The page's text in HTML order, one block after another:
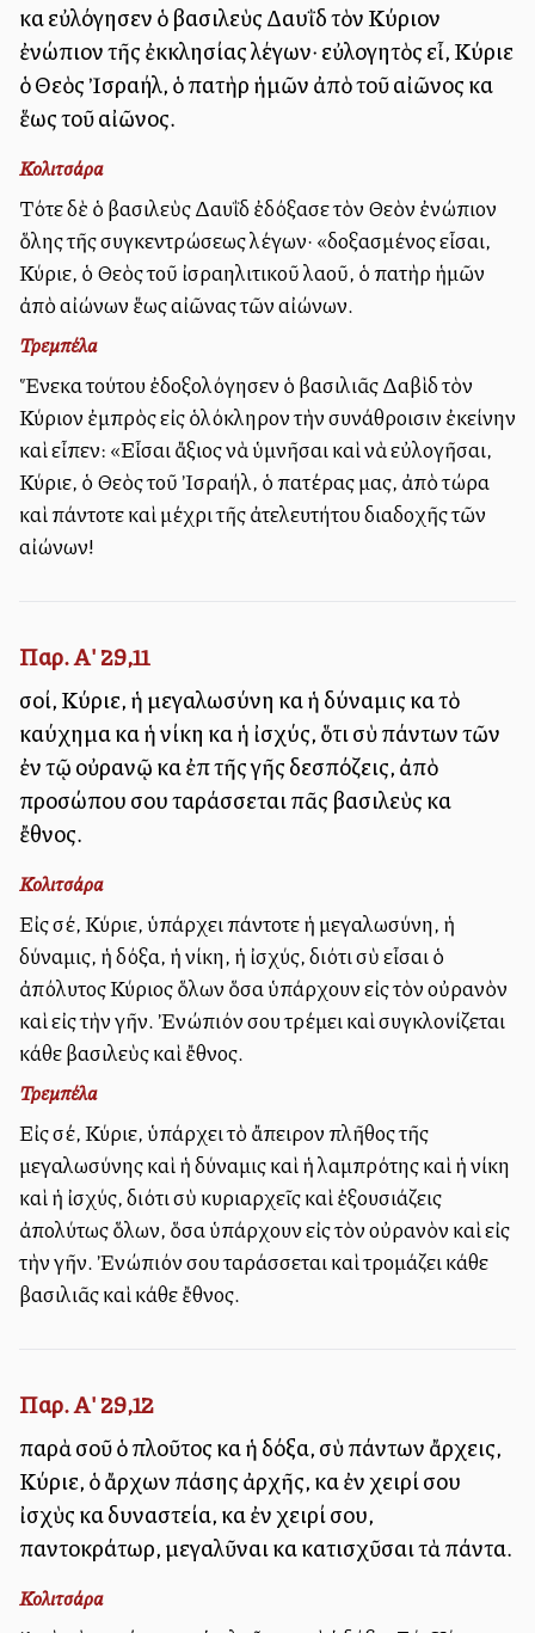
καὶ εὐλόγησεν ὁ βασιλεὺς Δαυῒδ τὸν Κύριον
ἐνώπιον τῆς ἐκκλησίας λέγων· εὐλογητὸς εἶ, Κύριε
ὁ Θεὸς Ἰσραήλ, ὁ πατὴρ ἡμῶν ἀπὸ τοῦ αἰῶνος καὶ
ἕως τοῦ αἰῶνος.
Κολιτσάρα
Τότε δὲ ὁ βασιλεὺς Δαυῒδ ἐδόξασε τὸν Θεὸν ἐνώπιον
ὅλης τῆς συγκεντρώσεως λέγων· «δοξασμένος εἶσαι,
Κύριε, ὁ Θεὸς τοῦ ἰσραηλιτικοῦ λαοῦ, ὁ πατὴρ ἡμῶν
ἀπὸ αἰώνων ἕως αἰῶνας τῶν αἰώνων.
Τρεμπέλα
Ἕνεκα τούτου ἐδοξολόγησεν ὁ βασιλιᾶς Δαβὶδ τὸν
Κύριον ἐμπρὸς εἰς ὁλόκληρον τὴν συνάθροισιν ἐκείνην
καὶ εἶπεν: «Εἶσαι ἄξιος νὰ ὑμνῆσαι καὶ νὰ εὐλογῆσαι,
Κύριε, ὁ Θεὸς τοῦ Ἰσραήλ, ὁ πατέρας μας, ἀπὸ τώρα
καὶ πάντοτε καὶ μέχρι τῆς ἀτελευτήτου διαδοχῆς τῶν
αἰώνων!
Παρ. Α' 29,11
σοί, Κύριε, ἡ μεγαλωσύνη καὶ ἡ δύναμις καὶ τὸ
καύχημα καὶ ἡ νίκη καὶ ἡ ἰσχύς, ὅτι σὺ πάντων τῶν
ἐν τῷ οὐρανῷ καὶ ἐπὶ τῆς γῆς δεσπόζεις, ἀπὸ
προσώπου σου ταράσσεται πᾶς βασιλεὺς καὶ
ἔθνος.
Κολιτσάρα
Εἰς σέ, Κύριε, ὑπάρχει πάντοτε ἡ μεγαλωσύνη, ἡ
δύναμις, ἡ δόξα, ἡ νίκη, ἡ ἰσχύς, διότι σὺ εἶσαι ὁ
ἀπόλυτος Κύριος ὅλων ὅσα ὑπάρχουν εἰς τὸν οὐρανὸν
καὶ εἰς τὴν γῆν. Ἐνώπιόν σου τρέμει καὶ συγκλονίζεται
κάθε βασιλεὺς καὶ ἔθνος.
Τρεμπέλα
Εἰς σέ, Κύριε, ὑπάρχει τὸ ἄπειρον πλῆθος τῆς
μεγαλωσύνης καὶ ἡ δύναμις καὶ ἡ λαμπρότης καὶ ἡ νίκη
καὶ ἡ ἰσχύς, διότι σὺ κυριαρχεῖς καὶ ἐξουσιάζεις
ἀπολύτως ὅλων, ὅσα ὑπάρχουν εἰς τὸν οὐρανὸν καὶ εἰς
τὴν γῆν. Ἐνώπιόν σου ταράσσεται καὶ τρομάζει κάθε
βασιλιᾶς καὶ κάθε ἔθνος.
Παρ. Α' 29,12
παρὰ σοῦ ὁ πλοῦτος καὶ ἡ δόξα, σὺ πάντων ἄρχεις,
Κύριε, ὁ ἄρχων πάσης ἀρχῆς, καὶ ἐν χειρί σου
ἰσχὺς καὶ δυναστεία, καὶ ἐν χειρί σου,
παντοκράτωρ, μεγαλῦναι καὶ κατισχῦσαι τὰ πάντα.
Κολιτσάρα